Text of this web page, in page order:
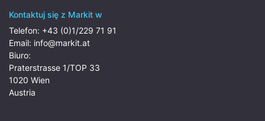
Kontaktuj się z Markit w
Telefon: +43 (0)1/229 71 91
Email: info@markit.at
Biuro:
Praterstrasse 1/TOP 33
1020 Wien
Austria